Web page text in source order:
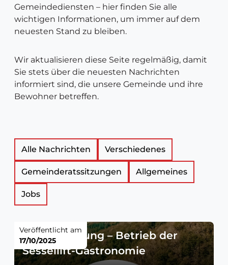
Gemeindediensten – hier finden Sie alle
wichtigen Informationen, um immer auf dem
neuesten Stand zu bleiben.
Wir aktualisieren diese Seite regelmäßig, damit
Sie stets über die neuesten Nachrichten
informiert sind, die unsere Gemeinde und ihre
Bewohner betreffen.
Liste
der
Neuigkeitsartikel
Alle Nachrichten Verschiedenes
Gemeinderatssitzungen Allgemeines
Jobs
Ausschreibung – Betrieb der
Sessellift-Gastronomie
Veröffentlicht am
17/10/2025